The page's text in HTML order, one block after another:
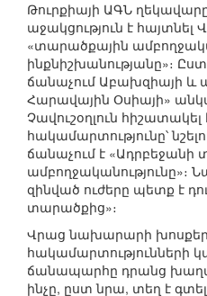
Թուրքիայի ԱԳՆ
աջակցություն է
«տարածքային
ինքնիշխանությանը»։ Ըստ
ճանաչում Աբախզիայի և
Հարավային Օսիայի»
Չավուշօղլուն
հակամարտությունը՝
ճանաչում է «Ադրբեջանի
ամբողջականությունը»։
զինված ուժերը պետք է
տարածքից»։
Վրաց նախարարի
հակամարտությունների
ճանապարհը դրանց
ինչը, ըստ նրա, տեղ է